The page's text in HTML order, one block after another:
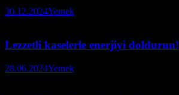
30.12.2024Yemek
Lezzetli kaselerle enerjiyi doldurun!
28.06.2024Yemek